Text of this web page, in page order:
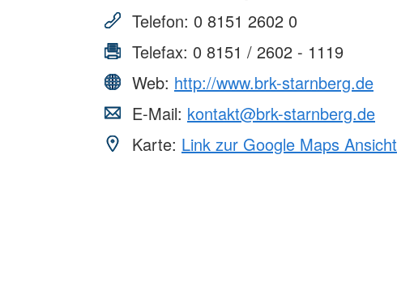
Telefon: 0 8151 2602 0
Telefax: 0 8151 / 2602 - 1119
Web: http://www.brk-starnberg.de
E-Mail: kontakt@brk-starnberg.de
Karte: Link zur Google Maps Ansicht